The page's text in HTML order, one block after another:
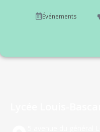
Événements